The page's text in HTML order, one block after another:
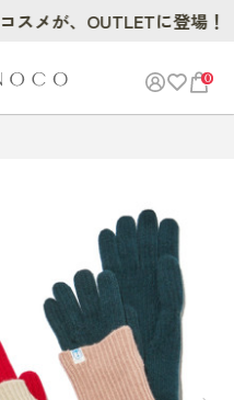
0
メが、OUTLETに登場！